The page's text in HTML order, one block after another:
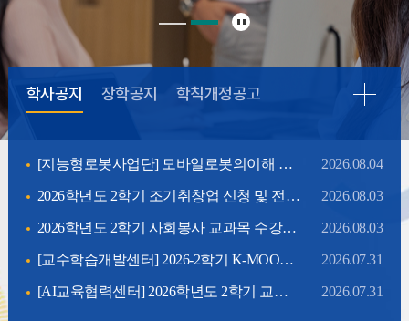
학사공지
[지능형로봇사업단] 모바일로봇의이해 수강 안내 2026.08.04
2026학년도 2학기 조기취창업 신청 및 전공 SDU 신청 안내 2026.08.03
2026학년도 2학기 사회봉사 교과목 수강신청 안내 2026.08.03
[교수학습개발센터] 2026-2학기 K-MOOC 공개강좌 수강 안내 2026.07.31
[AI교육협력센터] 2026학년도 2학기 교양필수(프로그래밍언어) 수강신청 안내 2026.07.31
장학공지 학칙개정공고